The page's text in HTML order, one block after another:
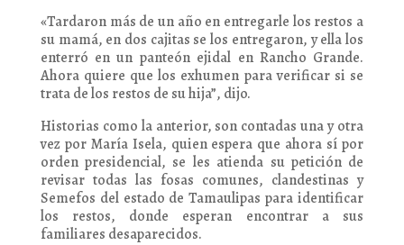
«Tardaron más de un año en entregarle los restos a
su mamá, en dos cajitas se los entregaron, y ella los
enterró en un panteón ejidal en Rancho Grande.
Ahora quiere que los exhumen para verificar si se
trata de los restos de su hija”, dijo.
Historias como la anterior, son contadas una y otra
vez por María Isela, quien espera que ahora sí por
orden presidencial, se les atienda su petición de
revisar todas las fosas comunes, clandestinas y
Semefos del estado de Tamaulipas para identificar
los restos, donde esperan encontrar a sus
familiares desaparecidos.